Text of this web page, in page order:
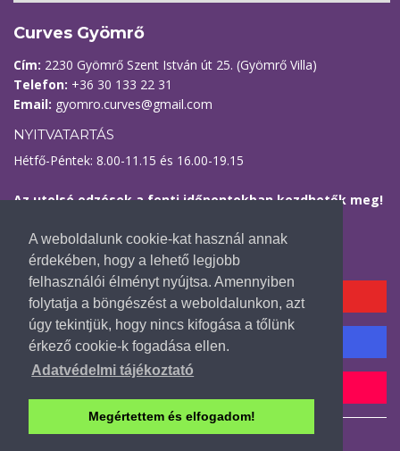
A weboldalunk cookie-kat használ annak
érdekében, hogy a lehető legjobb
felhasználói élményt nyújtsa. Amennyiben
folytatja a böngészést a weboldalunkon, azt
úgy tekintjük, hogy nincs kifogása a tőlünk
érkező cookie-k fogadása ellen.
Adatvédelmi tájékoztató
Megértettem és elfogadom!
Curves Gyömrő
Cím: 2230 Gyömrő Szent István út 25. (Gyömrő Villa)
Telefon: +36 30 133 22 31
Email: gyomro.curves@gmail.com
NYITVATARTÁS
Hétfő-Péntek: 8.00-11.15 és 16.00-19.15
Az utolsó edzések a fenti időpontokban kezdhetők meg!
YOUTUBE CSATORNÁNK
INSTAGRAM FIÓKUNK
Copyright © by Free & Fit Kft. Minden jog fenntartva. |